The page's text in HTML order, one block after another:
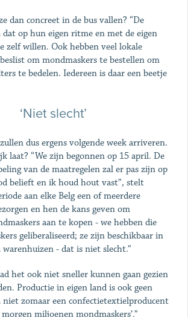
dan concreet in de bus vallen? “De
dat op hun eigen ritme en met de eigen
zelf willen. Ook hebben veel lokale
om mondmaskers te bestellen om
te bedelen. Iedereen is daar een beetje
‘Niet slecht’
dus ergens volgende week arriveren.
laat? “We zijn begonnen op 15 april. De
van de maatregelen zal er pas zijn op
belieft en ik houd hout vast”, stelt
aan elke Belg een of meerdere
en hen de kans geven om
aan te kopen - we hebben die
geliberaliseerd; ze zijn beschikbaar in
- dat is niet slecht.”
het ook niet sneller kunnen gaan gezien
Productie in eigen land is ook geen
niet zomaar een confectietextielproducent
morgen miljoenen mondmaskers’.”